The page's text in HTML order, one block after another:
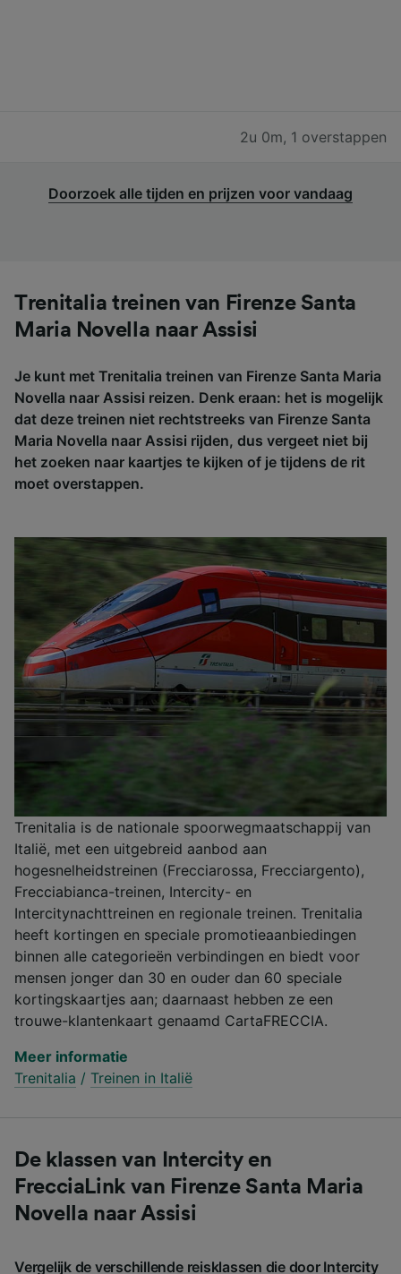
2u 0m, 1 overstappen
Doorzoek alle tijden en prijzen voor vandaag
Trenitalia treinen van Firenze Santa
Maria Novella naar Assisi
Je kunt met Trenitalia treinen van Firenze Santa Maria
Novella naar Assisi reizen. Denk eraan: het is mogelijk
dat deze treinen niet rechtstreeks van Firenze Santa
Maria Novella naar Assisi rijden, dus vergeet niet bij
het zoeken naar kaartjes te kijken of je tijdens de rit
moet overstappen.
Trenitalia is de nationale spoorwegmaatschappij van
Italië, met een uitgebreid aanbod aan
hogesnelheidstreinen (Frecciarossa, Frecciargento),
Frecciabianca-treinen, Intercity- en
Intercitynachttreinen en regionale treinen. Trenitalia
heeft kortingen en speciale promotieaanbiedingen
binnen alle categorieën verbindingen en biedt voor
mensen jonger dan 30 en ouder dan 60 speciale
kortingskaartjes aan; daarnaast hebben ze een
trouwe-klantenkaart genaamd CartaFRECCIA.
Meer informatie
Trenitalia / Treinen in Italië
De klassen van Intercity en
FrecciaLink van Firenze Santa Maria
Novella naar Assisi
Vergelijk de verschillende reisklassen die door Intercity